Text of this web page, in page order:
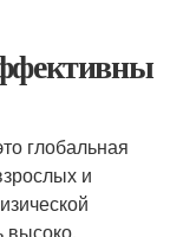
глобальная
и